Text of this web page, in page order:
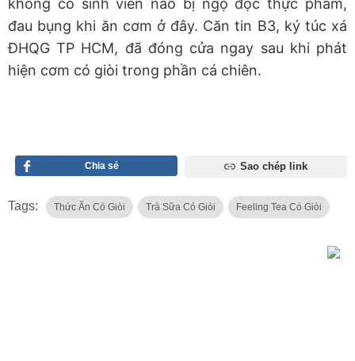
đau bụng khi ăn cơm ở đây. Căn tin B3, ký túc xá
ĐHQG TP HCM, đã đóng cửa ngay sau khi phát
hiện cơm có giòi trong phần cá chiên.
Chia sẻ Sao chép link
Tags: Thức Ăn Có Giòi Trà Sữa Có Giòi Feeling Tea Có Giòi